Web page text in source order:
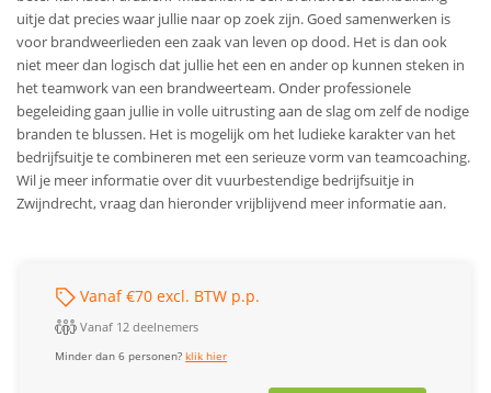
uitje dat precies waar jullie naar op zoek zijn. Goed samenwerken is
voor brandweerlieden een zaak van leven op dood. Het is dan ook
niet meer dan logisch dat jullie het een en ander op kunnen steken in
het teamwork van een brandweerteam. Onder professionele
begeleiding gaan jullie in volle uitrusting aan de slag om zelf de nodige
branden te blussen. Het is mogelijk om het ludieke karakter van het
bedrijfsuitje te combineren met een serieuze vorm van teamcoaching.
Wil je meer informatie over dit vuurbestendige bedrijfsuitje in
Zwijndrecht, vraag dan hieronder vrijblijvend meer informatie aan.
Vanaf €70 excl. BTW p.p.
Vanaf 12 deelnemers
Minder dan 6 personen?klik hier